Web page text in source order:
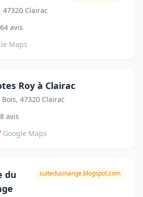
Clairac
64 avis
Maps
Roy à Clairac
47320 Clairac
8 avis
Google Maps
du
suitedusinange.blogspot.com